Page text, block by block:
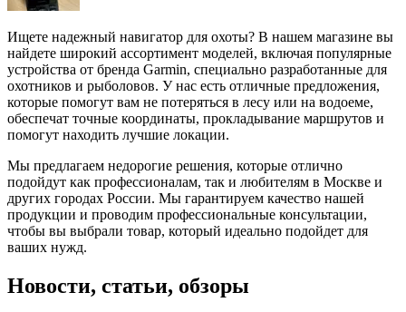
Ищете надежный навигатор для охоты? В нашем магазине вы
найдете широкий ассортимент моделей, включая популярные
устройства от бренда Garmin, специально разработанные для
охотников и рыболовов. У нас есть отличные предложения,
которые помогут вам не потеряться в лесу или на водоеме,
обеспечат точные координаты, прокладывание маршрутов и
помогут находить лучшие локации.
Мы предлагаем недорогие решения, которые отлично
подойдут как профессионалам, так и любителям в Москве и
других городах России. Мы гарантируем качество нашей
продукции и проводим профессиональные консультации,
чтобы вы выбрали товар, который идеально подойдет для
ваших нужд.
Новости, статьи, обзоры